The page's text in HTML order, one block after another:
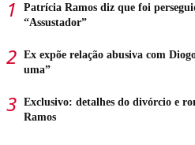
Patrícia Ramos diz que foi
“Assustador”
Ex expõe relação abusiva com
uma”
Exclusivo: detalhes do divórcio e
Ramos